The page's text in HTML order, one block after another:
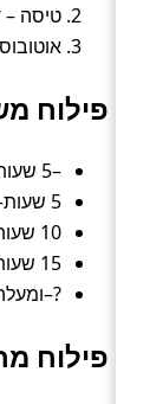
טיסה – דירוג 4.62/
אוטובוס – דירוג
פילוח
–5 שעות: 1,135 נסיעות (כ־23%).
5 שעות–10 שעות: 3,620 נסיעות (כ־74%).
10 שעות–15 שעות: 55 נסיעות (כ־1%).
15 שעות–20 שעות: 54 נסיעות (כ־1%).
?–ומעלה: 0 נסיעות
פילוח